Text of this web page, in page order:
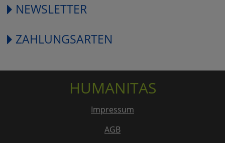
NEWSLETTER
ZAHLUNGSARTEN
HUMANITAS
Impressum
AGB